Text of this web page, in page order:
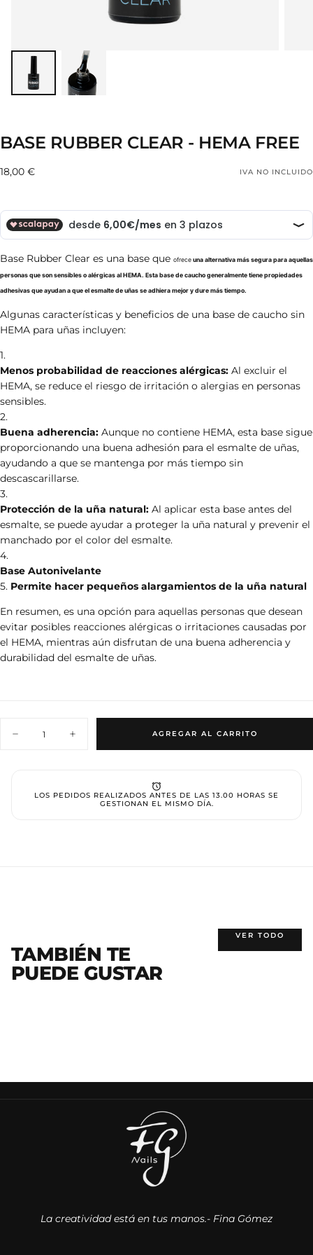
BASE RUBBER CLEAR - HEMA FREE
18,00
Precio
18,00 € IVA NO INCLUIDO
Base Rubber Clear es una base que ofrece una alternativa más segura para aquellas
personas que son sensibles o alérgicas al HEMA. Esta base de caucho generalmente tiene propiedades
adhesivas que ayudan a que el esmalte de uñas se adhiera mejor y dure más tiempo.
Algunas características y beneficios de una base de caucho sin
HEMA para uñas incluyen:
Menos probabilidad de reacciones alérgicas: Al excluir el
HEMA, se reduce el riesgo de irritación o alergias en personas
sensibles.
Buena adherencia: Aunque no contiene HEMA, esta base sigue
proporcionando una buena adhesión para el esmalte de uñas,
ayudando a que se mantenga por más tiempo sin
descascarillarse.
Protección de la uña natural: Al aplicar esta base antes del
esmalte, se puede ayudar a proteger la uña natural y prevenir el
manchado por el color del esmalte.
Base Autonivelante
Permite hacer pequeños alargamientos de la uña natural
En resumen, es una opción para aquellas personas que desean
evitar posibles reacciones alérgicas o irritaciones causadas por
el HEMA, mientras aún disfrutan de una buena adherencia y
durabilidad del esmalte de uñas.
Disminuir
Clear
Aumentar
cantidad
Clear
-
AGREGAR AL CARRITO
LOS PEDIDOS REALIZADOS ANTES DE LAS 13.00 HORAS SE
GESTIONAN EL MISMO DÍA.
TAMBIÉN TE
PUEDE GUSTAR
VER TODO
La creatividad está en tus manos.- Fina Gómez